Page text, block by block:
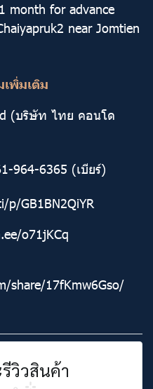
month for advance
near Jomtien
พิ่มเติม
(บริษัท ไทย คอนโด
964-6365 (เบียร์)
GB1BN2QiYR
o71jKCq
share/17fKmw6Gso/
วิวสินค้า